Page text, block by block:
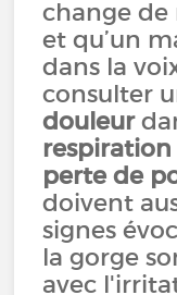
change
et qu’un
dans la
consulter
douleur
perte de
doivent
signes
la gorge
avec